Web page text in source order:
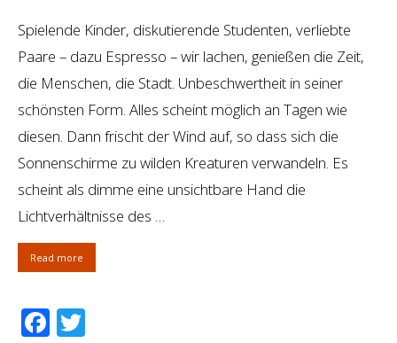
Spielende Kinder, diskutierende Studenten, verliebte
Paare – dazu Espresso – wir lachen, genießen die Zeit,
die Menschen, die Stadt. Unbeschwertheit in seiner
schönsten Form. Alles scheint möglich an Tagen wie
diesen. Dann frischt der Wind auf, so dass sich die
Sonnenschirme zu wilden Kreaturen verwandeln. Es
scheint als dimme eine unsichtbare Hand die
Lichtverhältnisse des …
Read more
Facebook